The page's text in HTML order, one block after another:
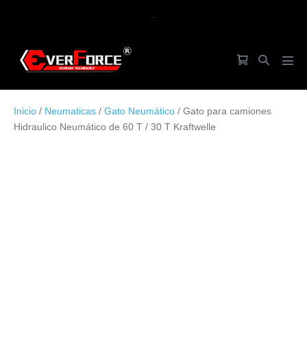
Carrito
compra
Alternar
Inicio / Neumaticas / Gato Neumático / Gato para camiones
Hidraulico Neumático de 60 T / 30 T Kraftwelle